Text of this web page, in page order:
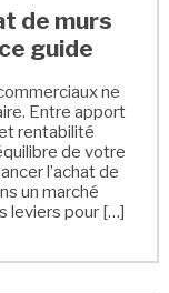
de murs
guide
ne
Entre apport
rentabilité
de votre
l’achat de
un marché
leviers pour […]